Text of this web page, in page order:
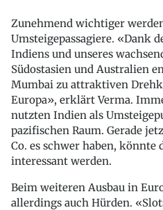
Zunehmend wichtiger
Umsteigepassagiere. «Dank
Indiens und unseres
Südostasien und Australien
Mumbai zu attraktiven
Europa», erklärt Verma.
nutzten Indien als
pazifischen Raum. Gerade
Co. es schwer haben, könnte
interessant werden.
Beim weiteren Ausbau in
allerdings auch Hürden.